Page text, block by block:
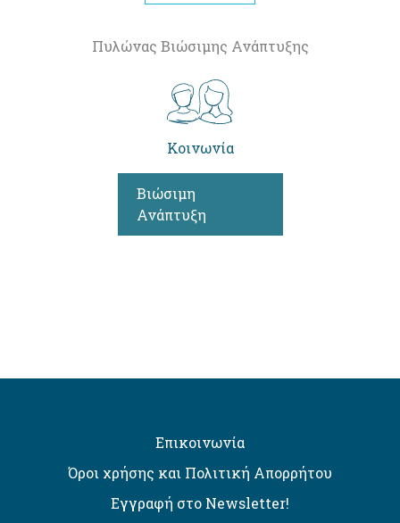
Πυλώνας Βιώσιμης Ανάπτυξης
Κοινωνία
Βιώσιμη
Ανάπτυξη
Επικοινωνία
Όροι χρήσης και Πολιτική Απορρήτου
Εγγραφή στο Newsletter!